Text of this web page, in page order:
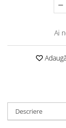
Ai
Descriere